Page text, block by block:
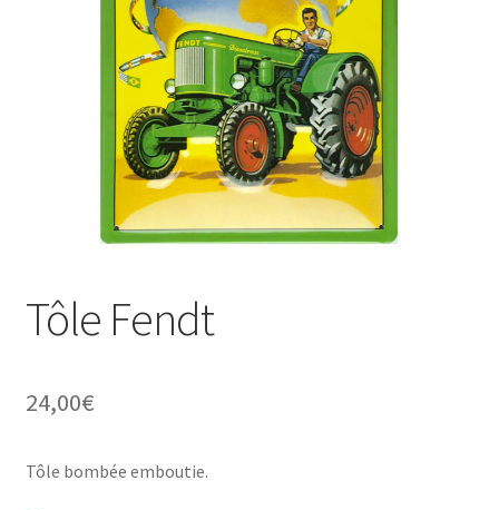
Politique de confidentialité
Une histoire de plaques émaillées
Tôle Fendt
24,00€
Tôle bombée emboutie.